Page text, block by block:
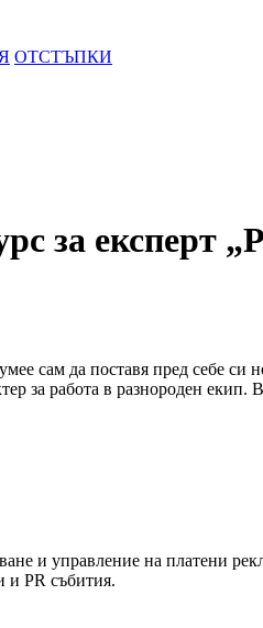
ОТСТЪПКИ
за експерт
сам да поставя пред себе си
за работа в разнороден
и управление на платени
и PR събития.